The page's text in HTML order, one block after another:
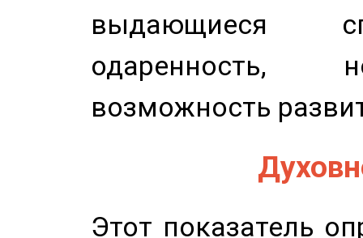
выдающиеся
одаренность,
возможность
Этот показатель